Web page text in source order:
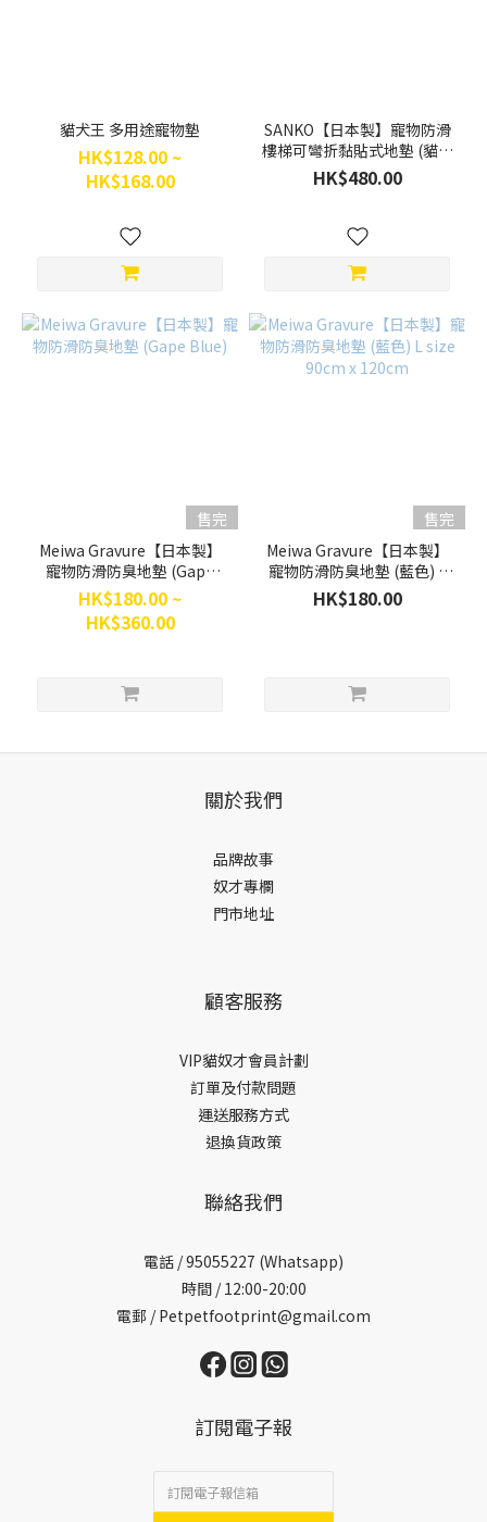
貓犬王 多用途寵物墊
HK$128.00 ~
HK$168.00
SANKO【日本製】寵物防滑
樓梯可彎折黏貼式地墊 (貓咪
款)
HK$480.00
售完
Meiwa Gravure【日本製】
寵物防滑防臭地墊 (Gape
Blue)
HK$180.00 ~
HK$360.00
售完
Meiwa Gravure【日本製】
寵物防滑防臭地墊 (藍色) L
size 90cm x 120cm
HK$180.00
關於我們
品牌故事
奴才專欄
門市地址
顧客服務
VIP貓奴才會員計劃
訂單及付款問題
運送服務方式
退換貨政策
聯絡我們
電話 /95055227 (Whatsapp)
時間 / 12:00-20:00
電郵 / Petpetfootprint@gmail.com
訂閱電子報